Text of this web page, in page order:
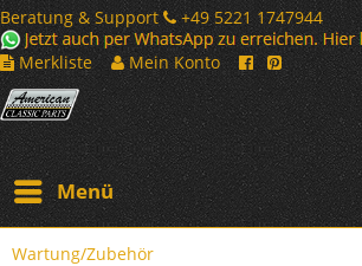
Beratung & Support
+49 5221 1747944
Merkliste
Mein Konto
Menü
Wartung/Zubehör